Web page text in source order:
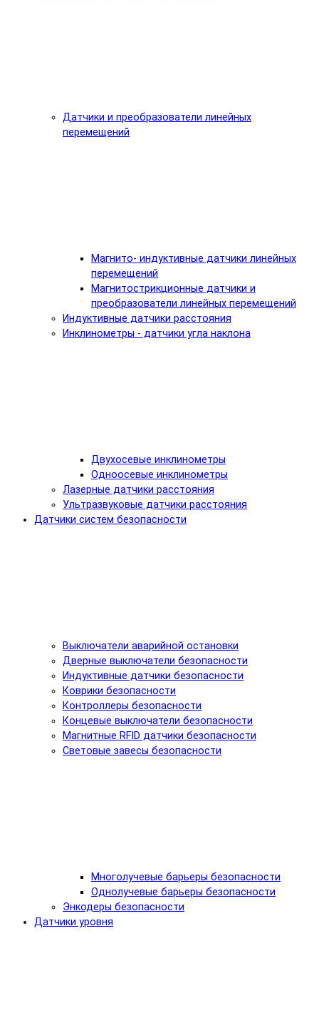
Датчики и преобразователи линейных
перемещений
Магнито- индуктивные датчики линейных
перемещений
Магнитострикционные датчики и
преобразователи линейных перемещений
Индуктивные датчики расстояния
Инклинометры - датчики угла наклона
Двухосевые инклинометры
Одноосевые инклинометры
Лазерные датчики расстояния
Ультразвуковые датчики расстояния
Датчики систем безопасности
Выключатели аварийной остановки
Дверные выключатели безопасности
Индуктивные датчики безопасности
Коврики безопасности
Контроллеры безопасности
Концевые выключатели безопасности
Магнитные RFID датчики безопасности
Световые завесы безопасности
Многолучевые барьеры безопасности
Однолучевые барьеры безопасности
Энкодеры безопасности
Датчики уровня